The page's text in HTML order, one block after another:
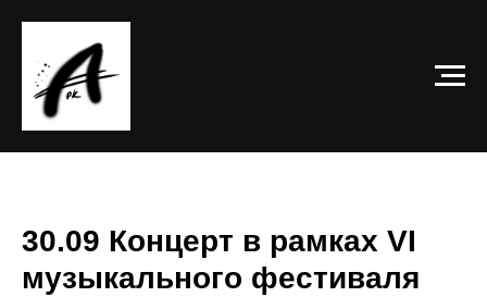
30.09 Концерт в рамках VI
музыкального фестиваля